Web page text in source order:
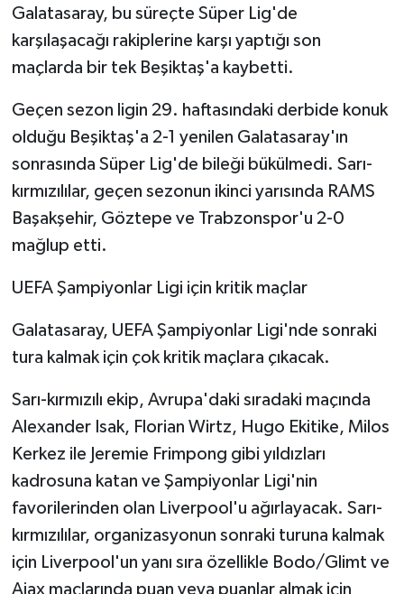
Galatasaray, bu süreçte Süper Lig'de
karşılaşacağı rakiplerine karşı yaptığı son
maçlarda bir tek Beşiktaş'a kaybetti.
Geçen sezon ligin 29. haftasındaki derbide konuk
olduğu Beşiktaş'a 2-1 yenilen Galatasaray'ın
sonrasında Süper Lig'de bileği bükülmedi. Sarı-
kırmızılılar, geçen sezonun ikinci yarısında RAMS
Başakşehir, Göztepe ve Trabzonspor'u 2-0
mağlup etti.
UEFA Şampiyonlar Ligi için kritik maçlar
Galatasaray, UEFA Şampiyonlar Ligi'nde sonraki
tura kalmak için çok kritik maçlara çıkacak.
Sarı-kırmızılı ekip, Avrupa'daki sıradaki maçında
Alexander Isak, Florian Wirtz, Hugo Ekitike, Milos
Kerkez ile Jeremie Frimpong gibi yıldızları
kadrosuna katan ve Şampiyonlar Ligi'nin
favorilerinden olan Liverpool'u ağırlayacak. Sarı-
kırmızılılar, organizasyonun sonraki turuna kalmak
için Liverpool'un yanı sıra özellikle Bodo/Glimt ve
Ajax maçlarında puan veya puanlar almak için